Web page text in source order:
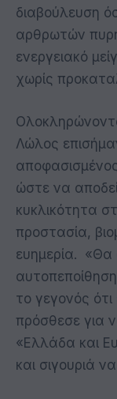
διαβούλευση
αρθρωτών
ενεργειακό
χωρίς
Λώλος
ώστε να
κυκλικότητα
προστασία,
ευημερία. «Θα
το γεγονός
πρόσθεσε για
«Ελλάδα και
και σιγουριά